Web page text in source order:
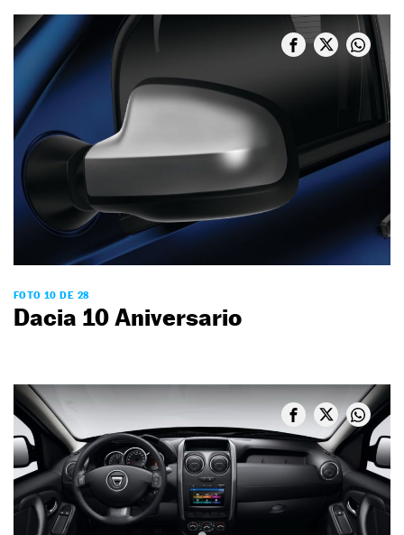
FOTO 10 DE 28
Dacia 10 Aniversario